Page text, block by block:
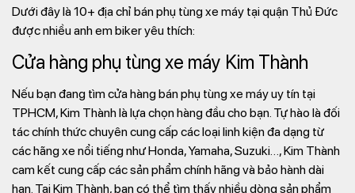
Dưới đây là 10+ địa chỉ bán phụ tùng xe máy tại quận Thủ Đức
được nhiều anh em biker yêu thích:
Cửa hàng phụ tùng xe máy Kim Thành
Nếu bạn đang tìm cửa hàng bán phụ tùng xe máy uy tín tại
TPHCM, Kim Thành là lựa chọn hàng đầu cho bạn. Tự hào là đối
tác chính thức chuyên cung cấp các loại linh kiện đa dạng từ
các hãng xe nổi tiếng như Honda, Yamaha, Suzuki…, Kim Thành
cam kết cung cấp các sản phẩm chính hãng và bảo hành dài
hạn. Tại Kim Thành, bạn có thể tìm thấy nhiều dòng sản phẩm